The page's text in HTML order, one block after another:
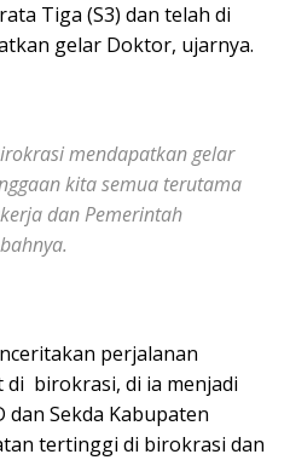
Tiga (S3) dan telah di
gelar Doktor, ujarnya.
mendapatkan gelar
kita semua terutama
dan Pemerintah
perjalanan
di birokrasi, di ia menjadi
dan Sekda Kabupaten
tertinggi di birokrasi dan